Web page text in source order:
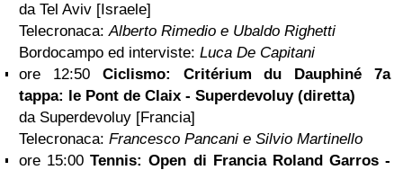
da Tel Aviv [Israele]
Telecronaca:Alberto Rimedio e Ubaldo Righetti
Bordocampo ed interviste: Luca De Capitani
ore 12:50 Ciclismo: Critérium du Dauphiné 7a
tappa: le Pont de Claix - Superdevoluy (diretta)
da Superdevoluy [Francia]
Telecronaca: Francesco Pancani e Silvio Martinello
ore 15:00Tennis: Open di Francia Roland Garros -